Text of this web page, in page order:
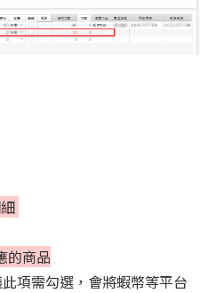
的商品
項需勾選，會將蝦幣等平台